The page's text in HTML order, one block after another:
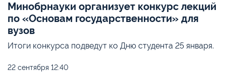
Минобрнауки организует конкурс лекций
по «Основам государственности» для
вузов
Итоги конкурса подведут ко Дню студента 25 января.
22 сентября 12:40